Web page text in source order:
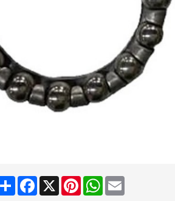
ShareFacebook
X PinterestWhatsApp
Email